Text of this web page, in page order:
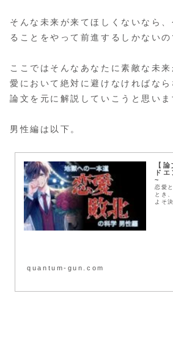
そんな未来が来てほしくないなら
ることをやって前進するしかないの
ここではそんなあなたに素敵な未
愛において絶対に避けなければな
論文を元に解説していこうと思いま
男性編は以下。
【
ド
~
恋愛
とき
よそ
を提
quantum-gun.com